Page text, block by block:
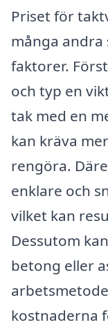
Priset för
många andra
faktorer.
och typ en
tak med en
kan kräva
rengöra.
enklare och
vilket kan
Dessutom
betong eller
kostnaderna